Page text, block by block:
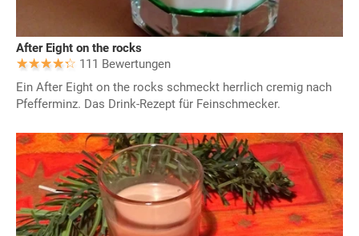
After Eight on the rocks
111 Bewertungen
Ein After Eight on the rocks schmeckt herrlich cremig nach
Pfefferminz. Das Drink-Rezept für Feinschmecker.